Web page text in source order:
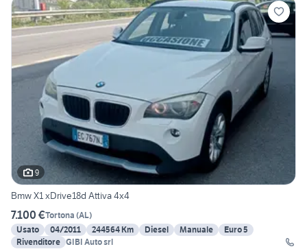
9
Bmw X1 xDrive18d Attiva 4x4
7.100 €Tortona (AL)
Usato
04/2011 244564 Km Diesel Manuale
Euro 5
Rivenditore GIBI Auto srl